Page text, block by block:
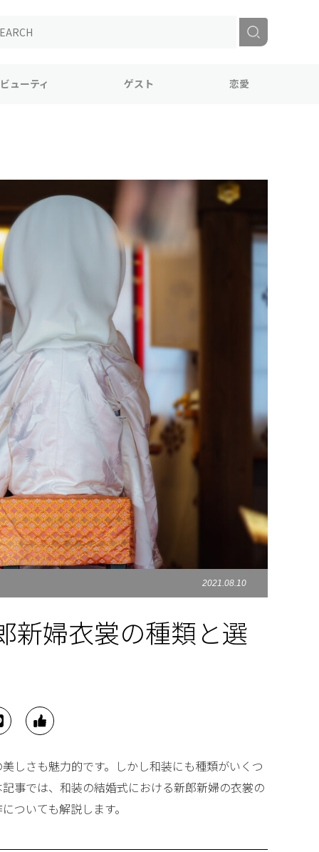
ューティ ゲスト 恋愛
2021.08.10
新婦衣裳の種類と選
しさも魅力的です。しかし和装にも種類がいくつ
事では、和装の結婚式における新郎新婦の衣裳の
ついても解説します。